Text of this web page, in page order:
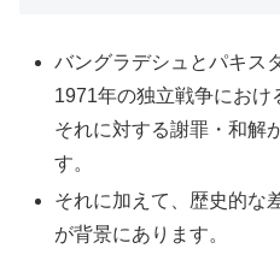
バングラデシュとパキス
1971年の独立戦争におけ
それに対する謝罪・和解
す。
それに加えて、歴史的な
が背景にあります。